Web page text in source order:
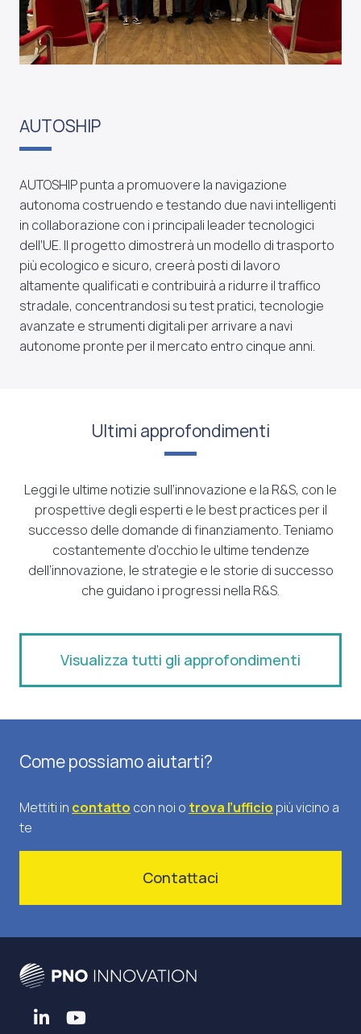
AUTOSHIP
AUTOSHIP punta a promuovere la navigazione
autonoma costruendo e testando due navi intelligenti
in collaborazione con i principali leader tecnologici
dell’UE. Il progetto dimostrerà un modello di trasporto
più ecologico e sicuro, creerà posti di lavoro
altamente qualificati e contribuirà a ridurre il traffico
stradale, concentrandosi su test pratici, tecnologie
avanzate e strumenti digitali per arrivare a navi
autonome pronte per il mercato entro cinque anni.
Ultimi approfondimenti
Leggi le ultime notizie sull’innovazione e la R&S, con le
prospettive degli esperti e le best practices per il
successo delle domande di finanziamento. Teniamo
costantemente d’occhio le ultime tendenze
dell’innovazione, le strategie e le storie di successo
che guidano i progressi nella R&S.
Visualizza tutti gli approfondimenti
Come possiamo aiutarti?
Mettiti in contatto con noi o trova l’ufficio più vicino a
te
Contattaci